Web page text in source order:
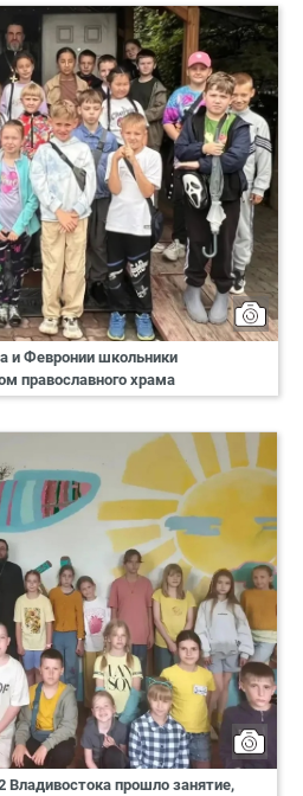
и Февронии школьники
православного храма
прошло занятие,